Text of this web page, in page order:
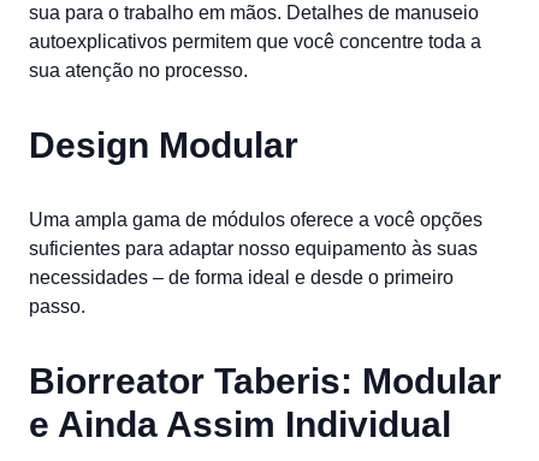
sua para o trabalho em mãos. Detalhes de manuseio
autoexplicativos permitem que você concentre toda a
sua atenção no processo.
Design Modular
Uma ampla gama de módulos oferece a você opções
suficientes para adaptar nosso equipamento às suas
necessidades – de forma ideal e desde o primeiro
passo.
Biorreator Taberis: Modular
e Ainda Assim Individual